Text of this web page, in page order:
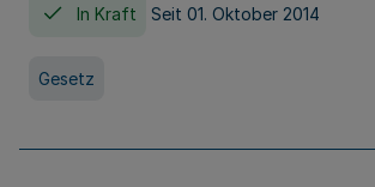
In Kraft Seit 01. Oktober 2014
Gesetz